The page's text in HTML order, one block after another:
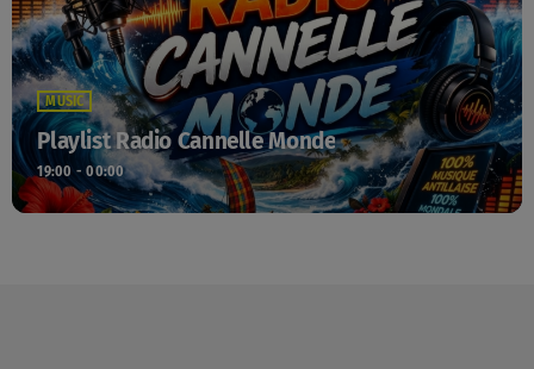
MUSIC
Playlist Radio Cannelle Monde
19:00 - 00:00